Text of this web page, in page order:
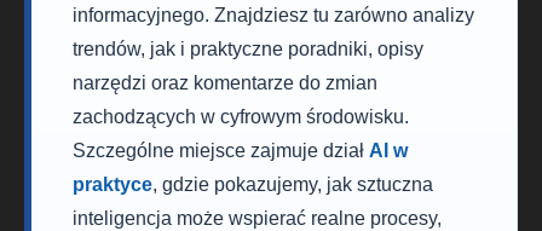
informacyjnego. Znajdziesz tu zarówno analizy
trendów, jak i praktyczne poradniki, opisy
narzędzi oraz komentarze do zmian
zachodzących w cyfrowym środowisku.
Szczególne miejsce zajmuje dział AI w
praktyce, gdzie pokazujemy, jak sztuczna
inteligencja może wspierać realne procesy,